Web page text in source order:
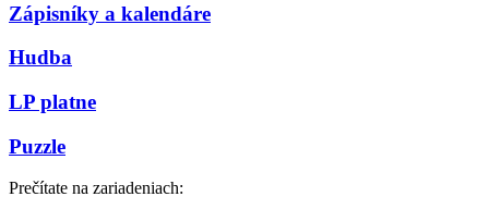
Zápisníky a kalendáre
Hudba
LP platne
Puzzle
Prečítate na zariadeniach: